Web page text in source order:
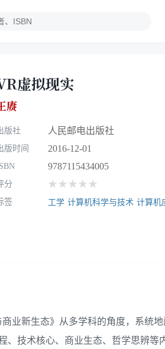
虚拟现实
赓
版社 人民邮电出版社
版时间 2016-12-01
9787115434005
分 ★★★★★
签 工学 计算机科学与技术 计算机
商业新生态》从多学科的角度，系统
、技术核心、商业生态、哲学思辨等